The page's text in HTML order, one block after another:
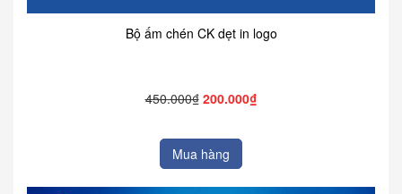
Bộ ấm chén CK dẹt in logo
450.000₫ 200.000₫
Mua hàng